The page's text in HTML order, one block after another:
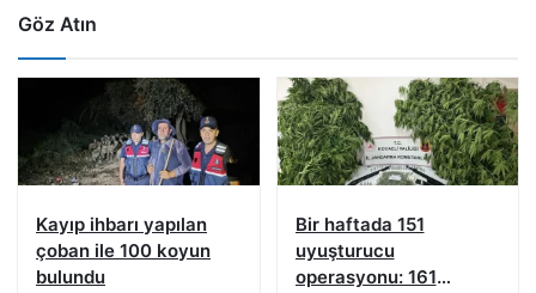
Göz Atın
Kayıp ihbarı yapılan
çoban ile 100 koyun
bulundu
Bir haftada 151
uyuşturucu
operasyonu: 161